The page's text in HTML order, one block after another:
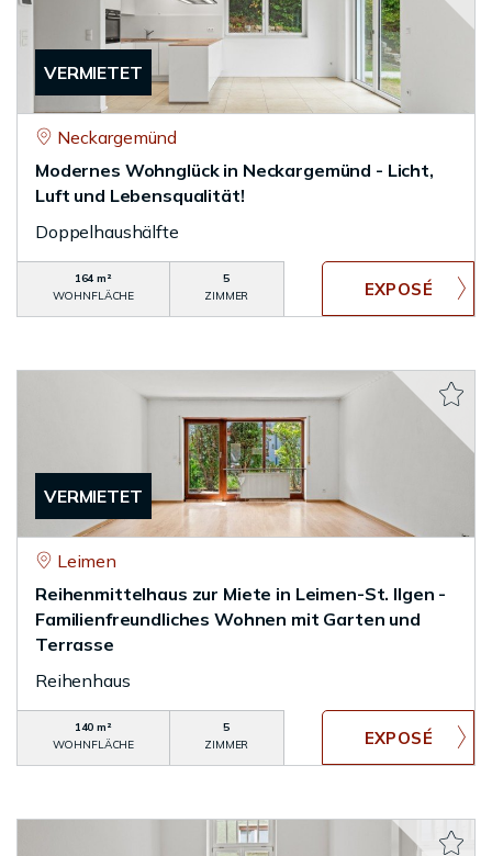
VERMIETET
Neckargemünd
Modernes Wohnglück in Neckargemünd - Licht,
Luft und Lebensqualität!
Doppelhaushälfte
164 m²
WOHNFLÄCHE
5
ZIMMER
VERMIETET
Leimen
Reihenmittelhaus zur Miete in Leimen-St. Ilgen -
Familienfreundliches Wohnen mit Garten und
Terrasse
Reihenhaus
140 m²
WOHNFLÄCHE
5
ZIMMER